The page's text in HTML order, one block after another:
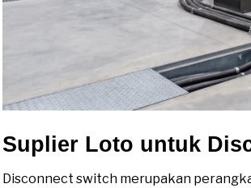
Suplier Loto untuk
Disconnect switch merupakan